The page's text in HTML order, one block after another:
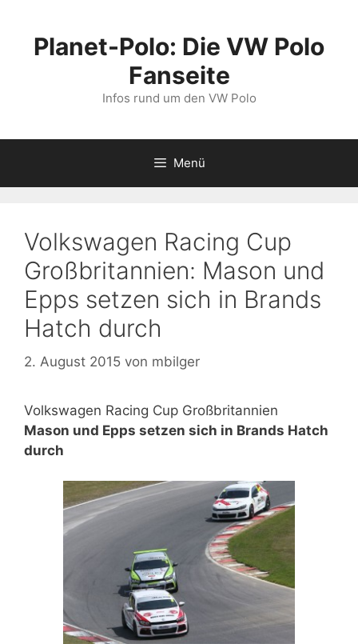
springenPlanet-Polo: Die VW Polo
Fanseite
Infos rund um den VW Polo
Menü
Volkswagen Racing Cup
Großbritannien: Mason und
Epps setzen sich in Brands
Hatch durch
2. August 2015 von mbilger
Volkswagen Racing Cup Großbritannien
Mason und Epps setzen sich in Brands Hatch
durch